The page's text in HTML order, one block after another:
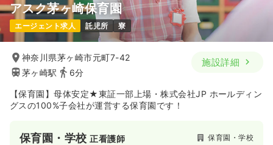
アスク茅ヶ崎保育園
エージェント求人 託児所 寮
神奈川県茅ヶ崎市元町7-42
茅ヶ崎駅
6分
施設詳細
【保育園】母体安定★東証一部上場・株式会社JP ホールディン
グスの100%子会社が運営する保育園です！
保育園・学校正看護師 保育園・学校